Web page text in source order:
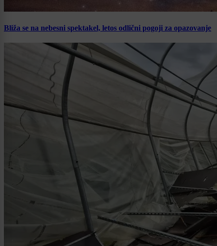
Bliža se na nebesni spektakel, letos odlični pogoji za opazovanje